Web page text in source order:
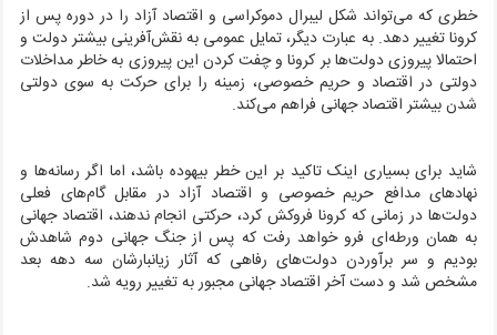
خطری که می‌تواند شکل لیبرال دموکراسی و اقتصاد آزاد را در دوره پس از
کرونا تغییر دهد. به عبارت دیگر، تمایل عمومی به نقش‌آفرینی بیشتر دولت و
احتمالا پیروزی دولت‌ها بر کرونا و چفت کردن این پیروزی به خاطر مداخلات
دولتی در اقتصاد و حریم خصوصی، زمینه را برای حرکت به سوی دولتی
شدن بیشتر اقتصاد جهانی فراهم می‌کند.
شاید برای بسیاری اینک تاکید بر این خطر بیهوده باشد، اما اگر رسانه‌ها و
نهادهای مدافع حریم خصوصی و اقتصاد آزاد در مقابل گام‌های فعلی
دولت‌ها در زمانی که کرونا فروکش کرد، حرکتی انجام ندهند، اقتصاد جهانی
به همان ورطه‌ای فرو خواهد رفت که پس از جنگ جهانی دوم شاهدش
بودیم و سر برآوردن دولت‌های رفاهی که آثار زیانبارشان سه دهه بعد
مشخص شد و دست آخر اقتصاد جهانی مجبور به تغییر رویه شد.